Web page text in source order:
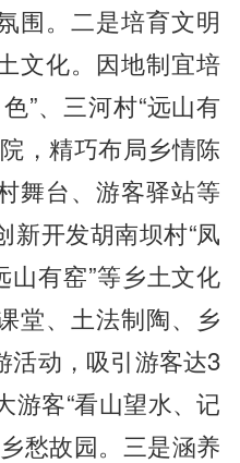
围。二是培育文明
文化。因地制宜培
”、三河村“远山有
，精巧布局乡情陈
舞台、游客驿站等
新开发胡南坝村“凤
山有窑”等乡土文化
堂、土法制陶、乡
活动，吸引游客达3
游客“看山望水、记
愁故园。三是涵养